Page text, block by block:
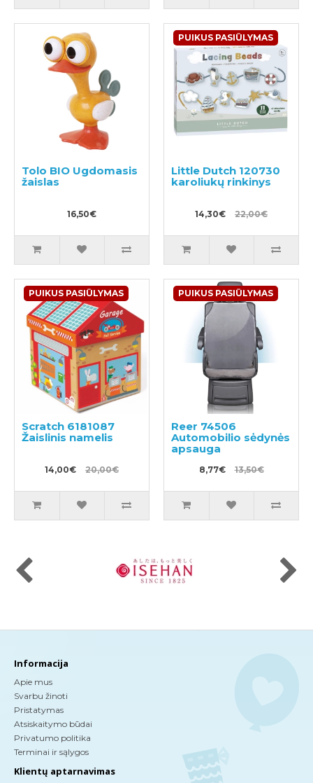
Tolo BIO Ugdomasis
žaislas
16,50€
PUIKUS PASIŪLYMAS
Little Dutch 120730
karoliukų rinkinys
14,30€ 22,00€
PUIKUS PASIŪLYMAS
Scratch 6181087
Žaislinis namelis
14,00€ 20,00€
PUIKUS PASIŪLYMAS
Reer 74506
Automobilio sėdynės
apsauga
8,77€ 13,50€
Informacija
Apie mus
Svarbu žinoti
Pristatymas
Atsiskaitymo būdai
Privatumo politika
Terminai ir sąlygos
Klientų aptarnavimas